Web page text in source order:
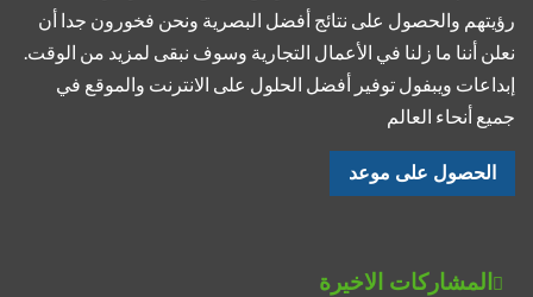
رؤيتهم والحصول على نتائج أفضل البصرية ونحن فخورون جدا أن
نعلن أننا ما زلنا في الأعمال التجارية وسوف نبقى لمزيد من الوقت.
إبداعات ويبفول توفير أفضل الحلول على الانترنت والموقع في
جميع أنحاء العالم
الحصول على موعد
المشاركات الاخيرة